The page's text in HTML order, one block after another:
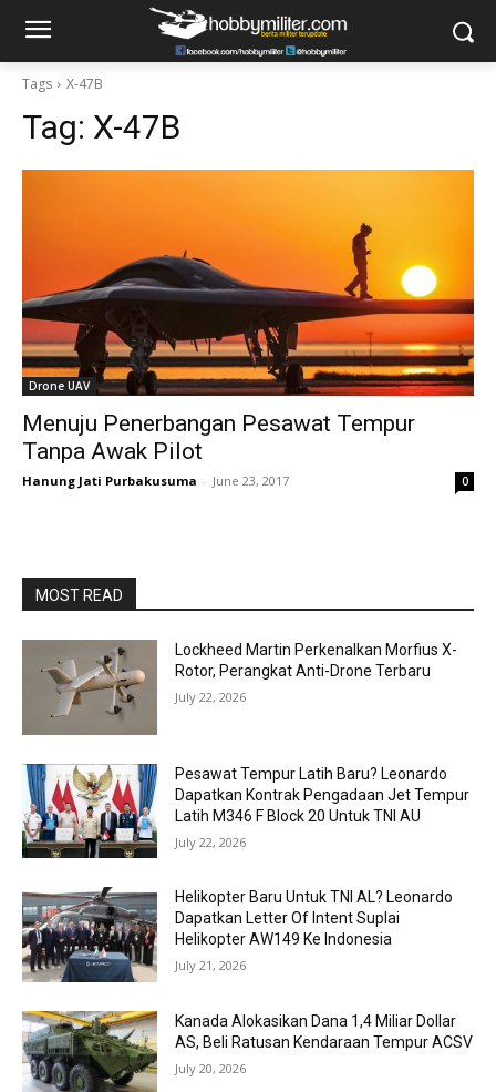
Tags X-47B
Tag: X-47B
Drone UAV
Menuju Penerbangan Pesawat Tempur
Tanpa Awak Pilot
Hanung Jati Purbakusuma - June 23, 2017 0
MOST READ
Lockheed Martin Perkenalkan Morfius X-
Rotor, Perangkat Anti-Drone Terbaru
July 22, 2026
Pesawat Tempur Latih Baru? Leonardo
Dapatkan Kontrak Pengadaan Jet Tempur
Latih M346 F Block 20 Untuk TNI AU
July 22, 2026
Helikopter Baru Untuk TNI AL? Leonardo
Dapatkan Letter Of Intent Suplai
Helikopter AW149 Ke Indonesia
July 21, 2026
Kanada Alokasikan Dana 1,4 Miliar Dollar
AS, Beli Ratusan Kendaraan Tempur ACSV
July 20, 2026